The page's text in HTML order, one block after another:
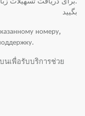
بگیید
номеру,
เพื่อรับบริการช่วย